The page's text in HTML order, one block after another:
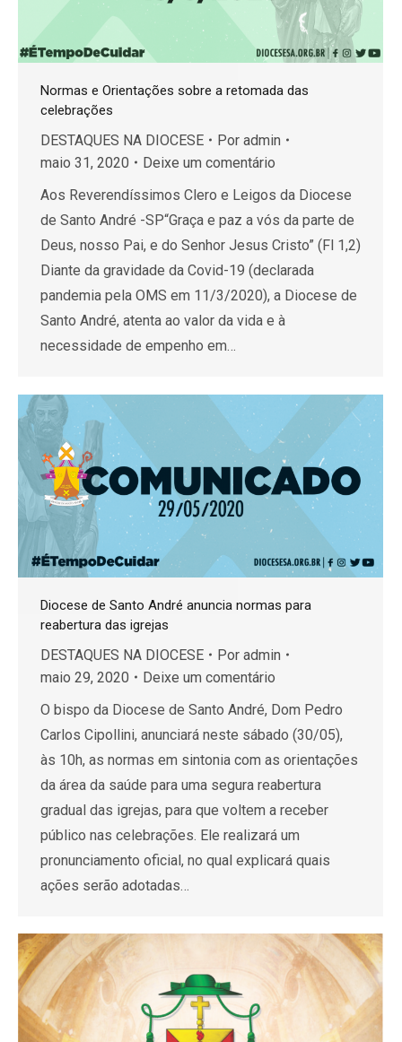
Normas e Orientações sobre a retomada das
celebrações
DESTAQUES NA DIOCESE Por admin
maio 31, 2020
Deixe um comentário
Aos Reverendíssimos Clero e Leigos da Diocese
de Santo André -SP“Graça e paz a vós da parte de
Deus, nosso Pai, e do Senhor Jesus Cristo” (Fl 1,2)
Diante da gravidade da Covid-19 (declarada
pandemia pela OMS em 11/3/2020), a Diocese de
Santo André, atenta ao valor da vida e à
necessidade de empenho em…
Diocese de Santo André anuncia normas para
reabertura das igrejas
DESTAQUES NA DIOCESE Por admin
maio 29, 2020
Deixe um comentário
O bispo da Diocese de Santo André, Dom Pedro
Carlos Cipollini, anunciará neste sábado (30/05),
às 10h, as normas em sintonia com as orientações
da área da saúde para uma segura reabertura
gradual das igrejas, para que voltem a receber
público nas celebrações. Ele realizará um
pronunciamento oficial, no qual explicará quais
ações serão adotadas…